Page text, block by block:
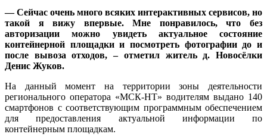
— Сейчас очень много всяких интерактивных сервисов, но
такой я вижу впервые. Мне понравилось, что без
авторизации можно увидеть актуальное состояние
контейнерной площадки и посмотреть фотографии до и
после вывоза отходов, – отметил житель д. Новосёлки
Денис Жуков.
На данный момент на территории зоны деятельности
регионального оператора «МСК-НТ» водителям выдано 140
смартфонов с соответствующим программным обеспечением
для предоставления актуальной информации по
контейнерным площадкам.